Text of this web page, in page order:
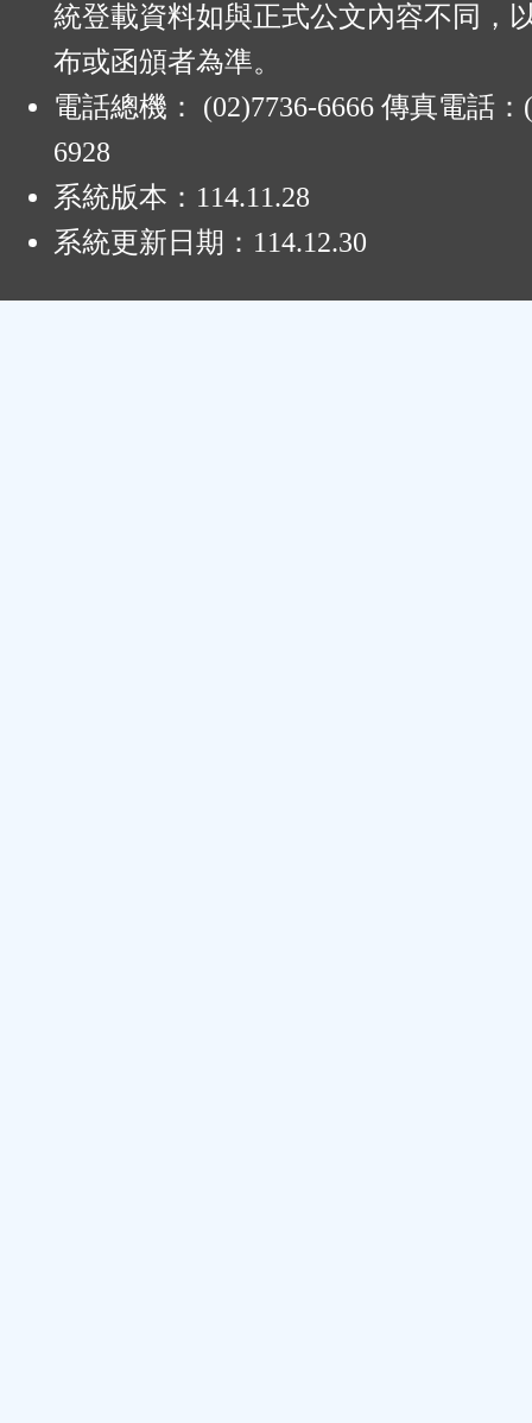
統登載資料如與正式公文內容不同，
布或函頒者為準。
電話總機： (02)7736-6666 傳真電話：
6928
系統版本： 114.11.28
系統更新日期： 114.12.30